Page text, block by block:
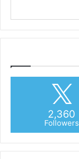
2,360
Followers